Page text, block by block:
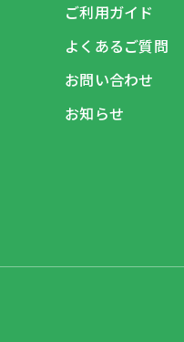
ご利用ガイド
よくあるご質問
お問い合わせ
お知らせ